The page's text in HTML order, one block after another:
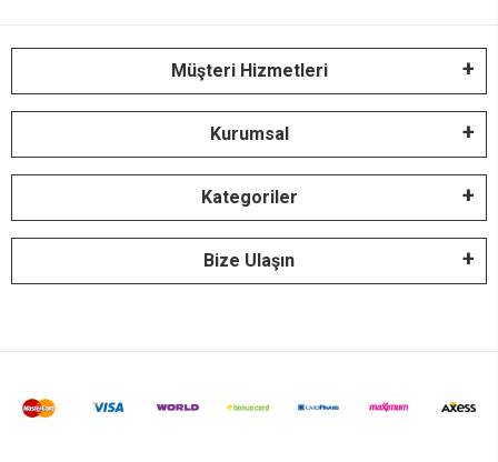
Müşteri Hizmetleri
Kurumsal
Kategoriler
Bize Ulaşın